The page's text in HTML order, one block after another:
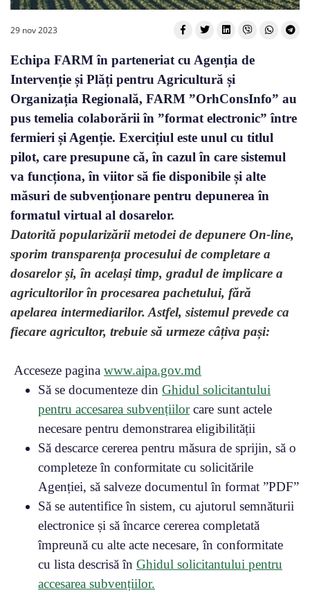
29 nov 2023
Echipa FARM în parteneriat cu Agenția de
Intervenție și Plăți pentru Agricultură și
Organizația Regională, FARM ”OrhConsInfo” au
pus temelia colaborării în ”format electronic” între
fermieri și Agenție. Exercițiul este unul cu titlul
pilot, care presupune că, în cazul în care sistemul
va funcționa, în viitor să fie disponibile și alte
măsuri de subvenționare pentru depunerea în
formatul virtual al dosarelor.
Datorită popularizării metodei de depunere On-line,
sporim transparența procesului de completare a
dosarelor și, în același timp, gradul de implicare a
agricultorilor în procesarea pachetului, fără
apelarea intermediarilor. Astfel, sistemul prevede ca
fiecare agricultor, trebuie să urmeze câțiva pași:
Acceseze pagina www.aipa.gov.md
Să se documenteze din Ghidul solicitantului
pentru accesarea subvențiilorcare sunt actele
necesare pentru demonstrarea eligibilității
Să descarce cererea pentru măsura de sprijin, să o
completeze în conformitate cu solicitările
Agenției, să salveze documentul în format ”PDF”
Să se autentifice în sistem, cu ajutorul semnăturii
electronice și să încarce cererea completată
împreună cu alte acte necesare, în conformitate
cu lista descrisă în Ghidul solicitantului pentru
accesarea subvențiilor.